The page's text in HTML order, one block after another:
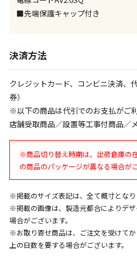
※同時購入の商品は、
す
※支払い方法の代金引
※電話注文はできませ
宅配のみでお届けする
ません）
※「宅配・店舗受取」
同時購入が可能です
午前9時までのご注文確
ため、通常よりお時間
また、日曜・祝日や年
は、休業明けからの出
■先端保護キャップ付き
決済方法
クレジットカード、コンビニ決済、
券）
※以下の商品は代引でのお支払がご
店舗受取商品／設置等工事付商品／
※商品切り替え時期は、出荷倉庫の
の商品のパッケージが異なる場合が
※掲載のサイズ表記は、全て概寸となり
※掲載の画像は、製造元都合によりデ
場合がございます。
※お取り寄せ商品は、ご注文を受けて
上の日数を要する場合がございます。